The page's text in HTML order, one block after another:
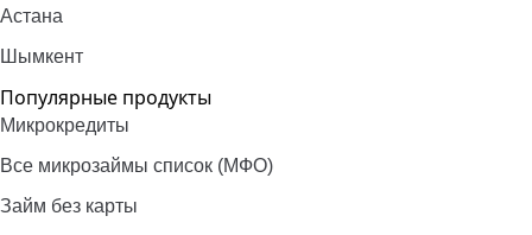
Астана
Шымкент
Популярные продукты
Микрокредиты
Все микрозаймы список (МФО)
Займ без карты